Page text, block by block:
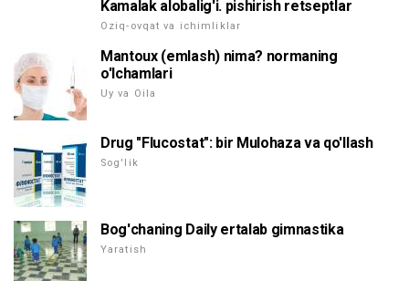
Kamalak alobalig'i. pishirish retseptlar
Oziq-ovqat va ichimliklar
Mantoux (emlash) nima? normaning
o'lchamlari
Uy va Oila
Drug "Flucostat": bir Mulohaza va qo'llash
Sog'lik
Bog'chaning Daily ertalab gimnastika
Yaratish